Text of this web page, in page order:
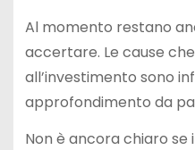
Al momento restano
accertare. Le cause
all’investimento sono
approfondimento da
Non è ancora chiaro